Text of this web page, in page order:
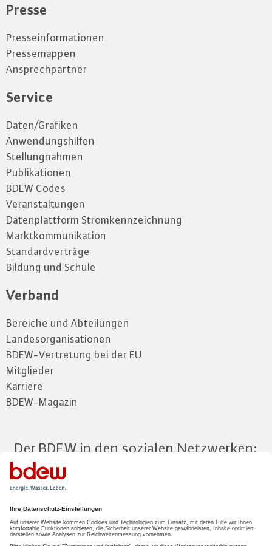
Presse
Presseinformationen
Pressemappen
Ansprechpartner
Service
Daten/Grafiken
Anwendungshilfen
Stellungnahmen
Publikationen
BDEW Codes
Veranstaltungen
Datenplattform Stromkennzeichnung
Marktkommunikation
Standardverträge
Bildung und Schule
Verband
Bereiche und Abteilungen
Landesorganisationen
BDEW-Vertretung bei der EU
Mitglieder
Karriere
BDEW-Magazin
Der BDEW in den sozialen Netzwerken:
Zum Mitgliederbereich